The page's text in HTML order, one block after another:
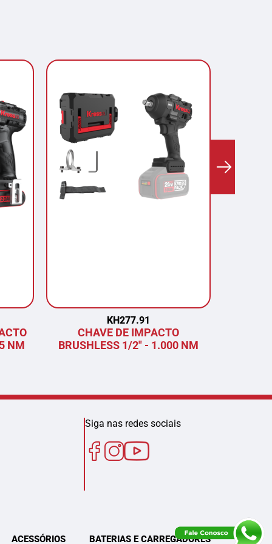
NM
KH277.91
CHAVE DE IMPACTO
BRUSHLESS 1/2" - 1.000 NM
Siga nas redes sociais
ACESSÓRIOS BATERIAS E CARREGADORES